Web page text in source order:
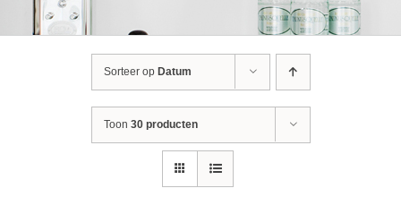
Sorteer op Datum
Toon 30 producten